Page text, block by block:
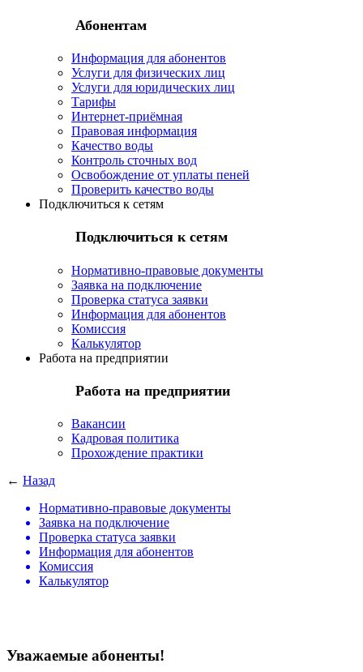
Абонентам
Информация для абонентов
Услуги для физических лиц
Услуги для юридических лиц
Тарифы
Интернет-приёмная
Правовая информация
Качество воды
Контроль сточных вод
Освобождение от уплаты пеней
Проверить качество воды
Подключиться к сетям
Подключиться к сетям
Нормативно-правовые документы
Заявка на подключение
Проверка статуса заявки
Информация для абонентов
Комиссия
Калькулятор
Работа на предприятии
Работа на предприятии
Вакансии
Кадровая политика
Прохождение практики
← Назад
Нормативно-правовые документы
Заявка на подключение
Проверка статуса заявки
Информация для абонентов
Комиссия
Калькулятор
Уважаемые абоненты!